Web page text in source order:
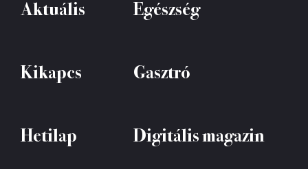
Aktuális Egészség
Kikapcs Gasztró
Hetilap Digitális magazin